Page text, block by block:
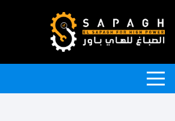
إلى
المحتوى